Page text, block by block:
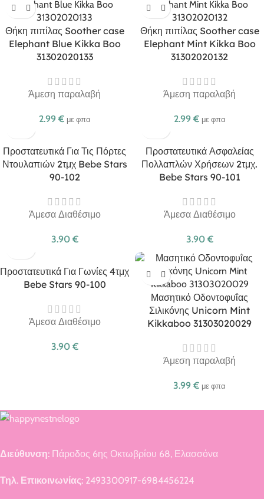
Θήκη πιπίλας Soother case
Elephant Blue Kikka Boo
31302020133
Άμεση παραλαβή
2.99 € με φπα
Θήκη πιπίλας Soother case
Elephant Mint Kikka Boo
31302020132
Άμεση παραλαβή
2.99 € με φπα
Προστατευτικά Για Τις Πόρτες
Ντουλαπιών 2τμχ Bebe Stars
90-102
Άμεσα Διαθέσιμο
3.90 €
Προστατευτικά Ασφαλείας
Πολλαπλών Χρήσεων 2τμχ.
Bebe Stars 90-101
Άμεσα Διαθέσιμο
3.90 €
Προστατευτικά Για Γωνίες 4τμχ
Bebe Stars 90-100
Άμεσα Διαθέσιμο
3.90 €
Μασητικό Οδοντοφυΐας
Σιλικόνης Unicorn Mint
Kikkaboo 31303020029
Άμεση παραλαβή
3.99 € με φπα
Διεύθυνση: Πάροδος 6ης Οκτωβρίου 68, Ελασσόνα
Τηλ. Επικοινωνίας: 2493300917-6984456224